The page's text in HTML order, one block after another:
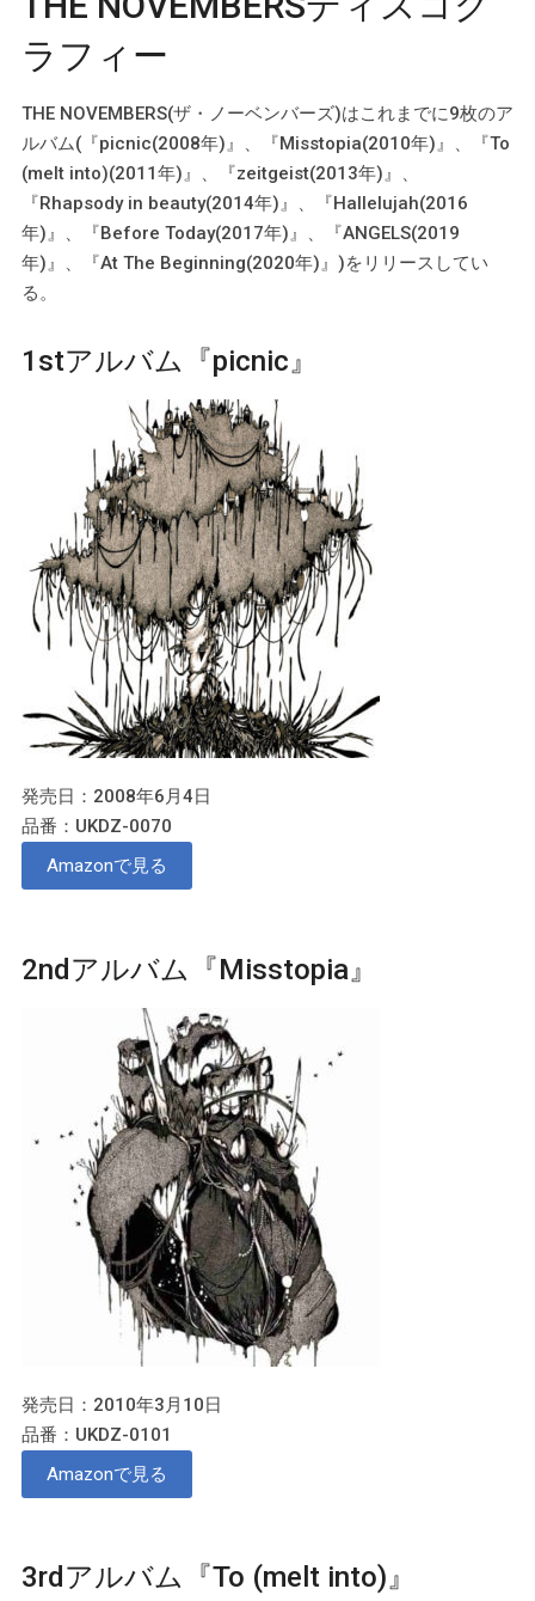
ラフィー
THE NOVEMBERS(ザ・ノーベンバーズ)はこれまでに9枚のア
ルバム(『picnic(2008年)』、『Misstopia(2010年)』、『To
(melt into)(2011年)』、『zeitgeist(2013年)』、
『Rhapsody in beauty(2014年)』、『Hallelujah(2016
年)』、『Before Today(2017年)』、『ANGELS(2019
年)』、『At The Beginning(2020年)』)をリリースしてい
る。
1stアルバム『picnic』
発売日：2008年6月4日
品番：UKDZ-0070
Amazonで見る
2ndアルバム『Misstopia』
発売日：2010年3月10日
品番：UKDZ-0101
Amazonで見る
3rdアルバム『To (melt into)』